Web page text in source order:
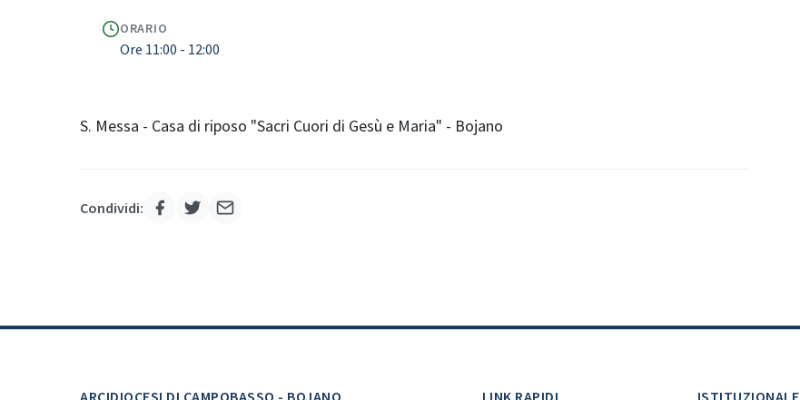
ORARIO
Ore 11:00 - 12:00
S. Messa - Casa di riposo "Sacri Cuori di Gesù e Maria" - Bojano
Condividi:
ARCIDIOCESI DI CAMPOBASSO - BOJANO LINK RAPIDI ISTITUZIONALE